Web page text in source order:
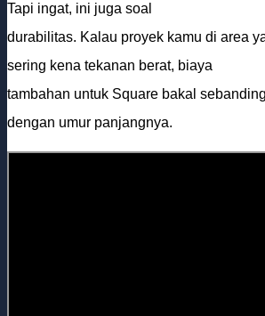
Tapi ingat, ini juga soal
durabilitas. Kalau proyek kamu di area
sering kena tekanan berat, biaya
tambahan untuk Square bakal sebanding
dengan umur panjangnya.